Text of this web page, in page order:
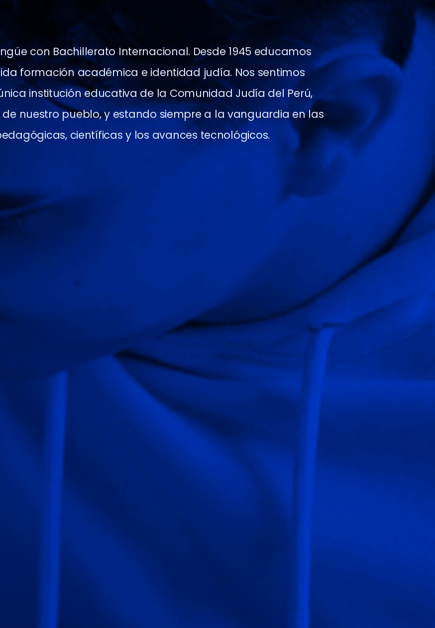
con Bachillerato Internacional. Desde 1945 educamos
formación académica e identidad judía. Nos sentimos
institución educativa de la Comunidad Judía del Perú,
nuestro pueblo, y estando siempre a la vanguardia en las
científicas y los avances tecnológicos.